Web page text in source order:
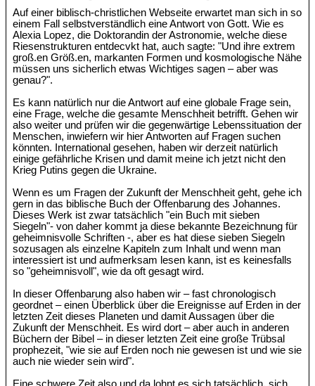
Auf einer biblisch-christlichen Webseite erwartet man sich in so
einem Fall selbstverständlich eine Antwort von Gott. Wie es
Alexia Lopez, die Doktorandin der Astronomie, welche diese
Riesenstrukturen entdecvkt hat, auch sagte: "Und ihre extrem
groß.en Größ.en, markanten Formen und kosmologische Nähe
müssen uns sicherlich etwas Wichtiges sagen – aber was
genau?".
Es kann natürlich nur die Antwort auf eine globale Frage sein,
eine Frage, welche die gesamte Menschheit betrifft. Gehen wir
also weiter und prüfen wir die gegenwärtige Lebenssituation der
Menschen, inwiefern wir hier Antworten auf Fragen suchen
könnten. International gesehen, haben wir derzeit natürlich
einige gefährliche Krisen und damit meine ich jetzt nicht den
Krieg Putins gegen die Ukraine.
Wenn es um Fragen der Zukunft der Menschheit geht, gehe ich
gern in das biblische Buch der Offenbarung des Johannes.
Dieses Werk ist zwar tatsächlich "ein Buch mit sieben
Siegeln"- von daher kommt ja diese bekannte Bezeichnung für
geheimnisvolle Schriften -, aber es hat diese sieben Siegeln
sozusagen als einzelne Kapiteln zum Inhalt und wenn man
interessiert ist und aufmerksam lesen kann, ist es keinesfalls
so "geheimnisvoll", wie da oft gesagt wird.
In dieser Offenbarung also haben wir – fast chronologisch
geordnet – einen Überblick über die Ereignisse auf Erden in der
letzten Zeit dieses Planeten und damit Aussagen über die
Zukunft der Menschheit. Es wird dort – aber auch in anderen
Büchern der Bibel – in dieser letzten Zeit eine große Trübsal
prophezeit, "wie sie auf Erden noch nie gewesen ist und wie sie
auch nie wieder sein wird".